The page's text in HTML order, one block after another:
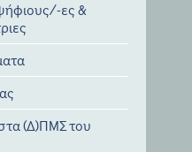
ες &
(Δ)ΠΜΣ του